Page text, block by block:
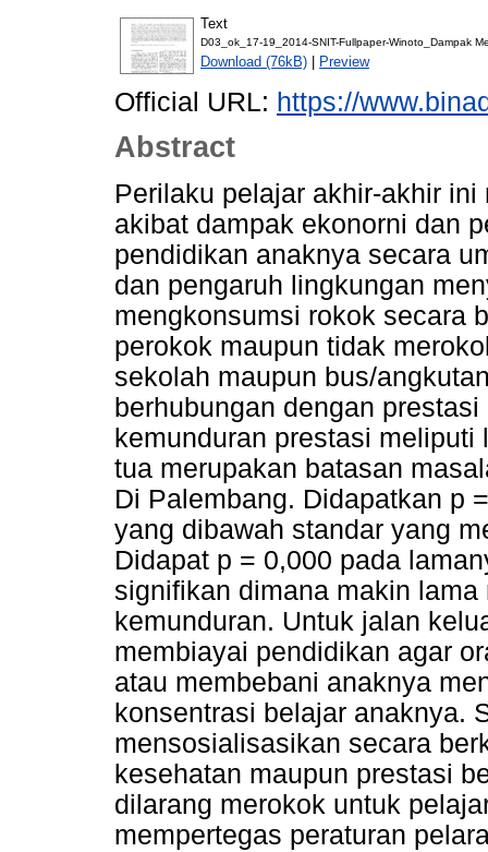
Text
D03_ok_17-19_2014-SNIT-Fullpaper-Winoto_Dampak
Download (76kB) | Preview
Official URL: https://
Abstract
Perilaku pelajar akhir-akhir
akibat dampak ekonorni dan
pendidikan anaknya secara
dan pengaruh lingkungan
mengkonsumsi rokok secara
perokok maupun tidak
sekolah maupun bus/
berhubungan dengan
kemunduran prestasi
tua merupakan batasan
Di Palembang. Didapatkan p
yang dibawah standar yang
Didapat p = 0,000 pada
signifikan dimana makin
kemunduran. Untuk jalan
membiayai pendidikan agar
atau membebani anaknya
konsentrasi belajar anaknya.
mensosialisasikan secara
kesehatan maupun prestasi
dilarang merokok untuk
mempertegas peraturan